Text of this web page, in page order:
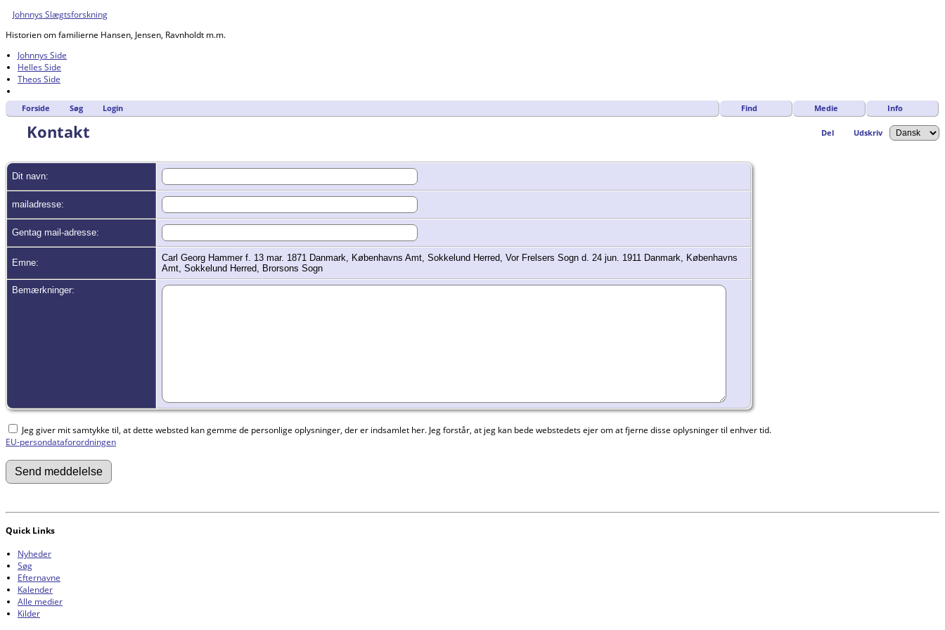
Johnnys Slægtsforskning
Historien om familierne Hansen, Jensen, Ravnholdt m.m.
Johnnys Side
Helles Side
Theos Side
Find Medie Info
Forside Søg Login
Del Udskriv
Kontakt
Dit navn:
mailadresse:
Gentag mail-adresse:
Emne:
Carl Georg Hammer f. 13 mar. 1871 Danmark, Københavns Amt, Sokkelund Herred, Vor Frelsers Sogn d. 24 jun. 1911 Danmark, Københavns
Amt, Sokkelund Herred, Brorsons Sogn
Bemærkninger:
Jeg giver mit samtykke til, at dette websted kan gemme de personlige oplysninger, der er indsamlet her. Jeg forstår, at jeg kan bede webstedets ejer om at fjerne disse oplysninger til enhver tid.
EU-persondataforordningen
Quick Links
Nyheder
Søg
Efternavne
Kalender
Alle medier
Kilder